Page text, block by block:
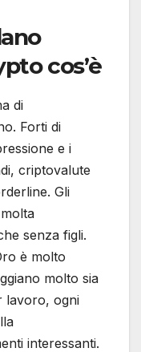
cos’è
di
Forti di
e i
criptovalute
Gli
senza figli.
è molto
molto sia
lavoro, ogni
interessanti.